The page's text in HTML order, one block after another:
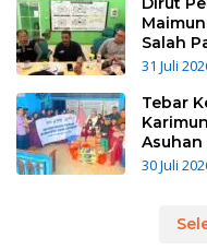
Salah
31 Juli
Tebar
Asuhan
30 Juli